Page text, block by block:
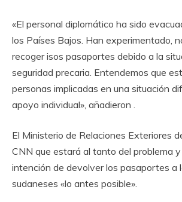
«El personal diplomático ha sido
los Países Bajos. Han experimentado,
recoger isos pasaportes debido a la
seguridad precaria. Entendemos que
personas implicadas en una situación
apoyo individual», añadieron .
El Ministerio de Relaciones Exteriores
CNN que estará al tanto del problema
intención de devolver los pasaportes a
sudaneses «lo antes posible».